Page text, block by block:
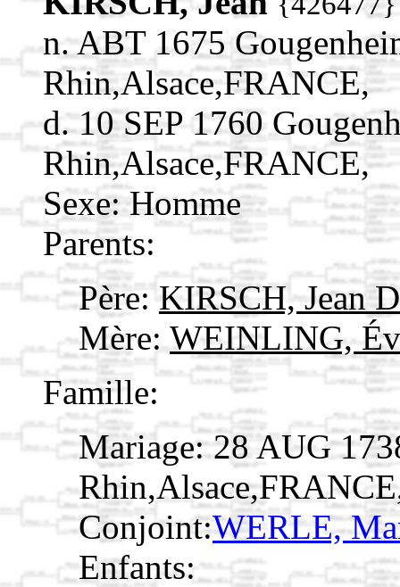
n. ABT 1675
Rhin,Alsace,FRANCE,
d. 10 SEP 1760
Rhin,Alsace,FRANCE,
Sexe: Homme
Parents:
Père:KIRSCH, Jean
Mère: WEINLING,
Famille:
Mariage: 28 AUG
Conjoint:WERLE,
Enfants: